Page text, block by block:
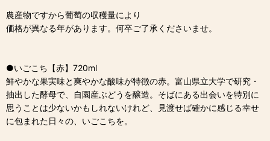
農産物ですから葡萄の収穫量により
価格が異なる年があります。何卒ご了承くださいませ。
●いごこち【赤】720ml
鮮やかな果実味と爽やかな酸味が特徴の赤。富山県立大学で研究・
抽出した酵母で、自園産ぶどうを醸造。そばにある出会いを特別に
思うことは少ないかもしれないけれど、見渡せば確かに感じる幸せ
に包まれた日々の、いごこちを。